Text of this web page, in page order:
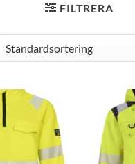
FILTRERA